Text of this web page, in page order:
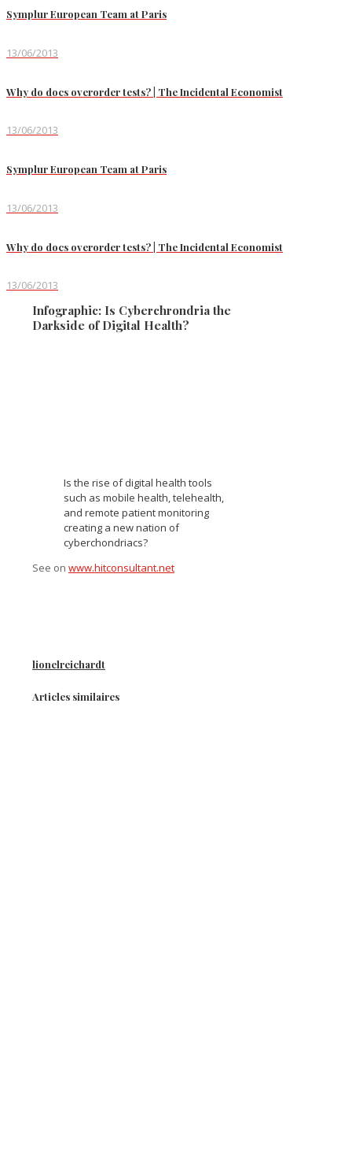
Symplur European Team at Paris
13/06/2013
Why do docs overorder tests? | The Incidental Economist
13/06/2013
Symplur European Team at Paris
13/06/2013
Why do docs overorder tests? | The Incidental Economist
13/06/2013
Infographic: Is Cyberchrondria the
Darkside of Digital Health?
Is the rise of digital health tools
such as mobile health, telehealth,
and remote patient monitoring
creating a new nation of
cyberchondriacs?
See on www.hitconsultant.net
lionelreichardt
Articles similaires